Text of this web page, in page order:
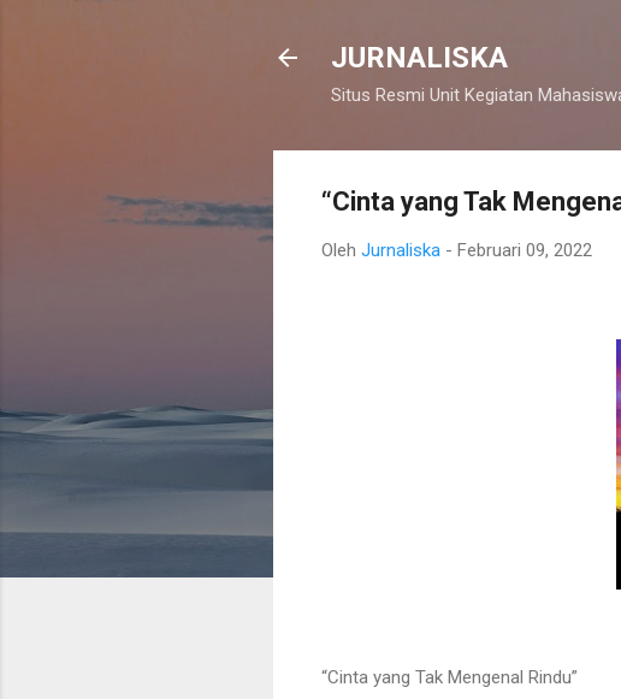
JURNALISKA
Situs Resmi Unit Kegiatan
“Cinta yang Tak
Oleh Jurnaliska - Februari 09, 2022
“Cinta yang Tak Mengenal Rindu”